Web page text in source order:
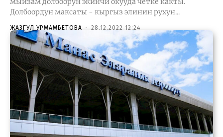
Долбоордун максаты - кыргыз элинин рухун...
ЖАЗГУЛ УРМАМБЕТОВА - 28.12.2022 12:24